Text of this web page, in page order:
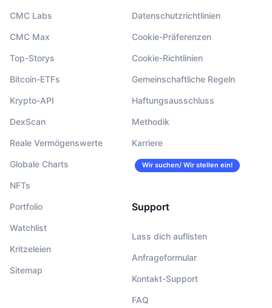
CMC Labs
CMC Max
Top-Storys
Bitcoin-ETFs
Krypto-API
DexScan
Reale Vermögenswerte
Globale Charts
NFTs
Portfolio
Watchlist
Kritzeleien
Sitemap
Datenschutzrichtlinien
Cookie-Präferenzen
Cookie-Richtlinien
Gemeinschaftliche Regeln
Haftungsausschluss
Methodik
Karriere
Wir suchen/ Wir stellen ein!
Support
Lass dich auflisten
Anfrageformular
Kontakt-Support
FAQ